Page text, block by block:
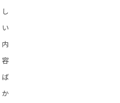
し
い
内
容
ば
か